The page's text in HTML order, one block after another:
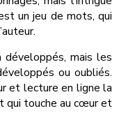
un jeu de mots, qui
développés, mais les
ou oubliés.
et lecture en ligne la
qui touche au cœur et